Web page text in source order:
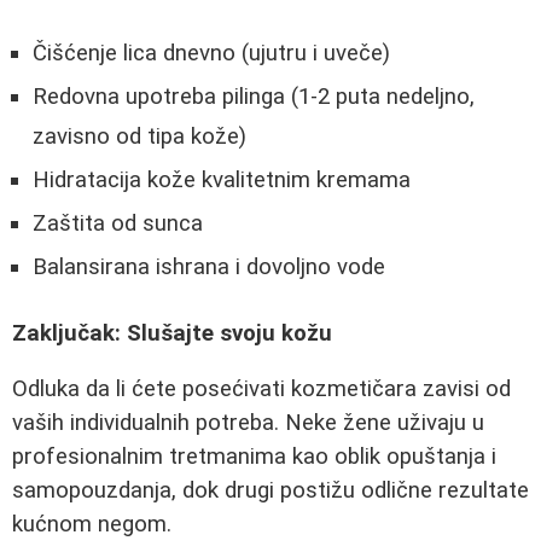
Čišćenje lica dnevno (ujutru i uveče)
Redovna upotreba pilinga (1-2 puta nedeljno,
zavisno od tipa kože)
Hidratacija kože kvalitetnim kremama
Zaštita od sunca
Balansirana ishrana i dovoljno vode
Zaključak: Slušajte svoju kožu
Odluka da li ćete posećivati kozmetičara zavisi od
vaših individualnih potreba. Neke žene uživaju u
profesionalnim tretmanima kao oblik opuštanja i
samopouzdanja, dok drugi postižu odlične rezultate
kućnom negom.